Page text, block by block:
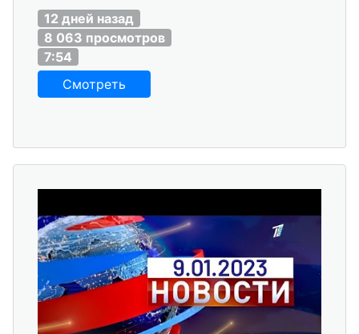
12 дней назад
8 063 просмотров
7:54
Смотреть